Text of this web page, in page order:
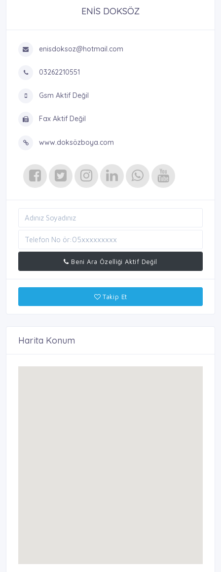
ENİS DOKSÖZ
enisdoksoz@hotmail.com
03262210551
Gsm Aktif Değil
Fax Aktif Değil
www.doksözboya.com
Beni Ara Özelliği Aktif Değil
Takip Et
Harita Konum